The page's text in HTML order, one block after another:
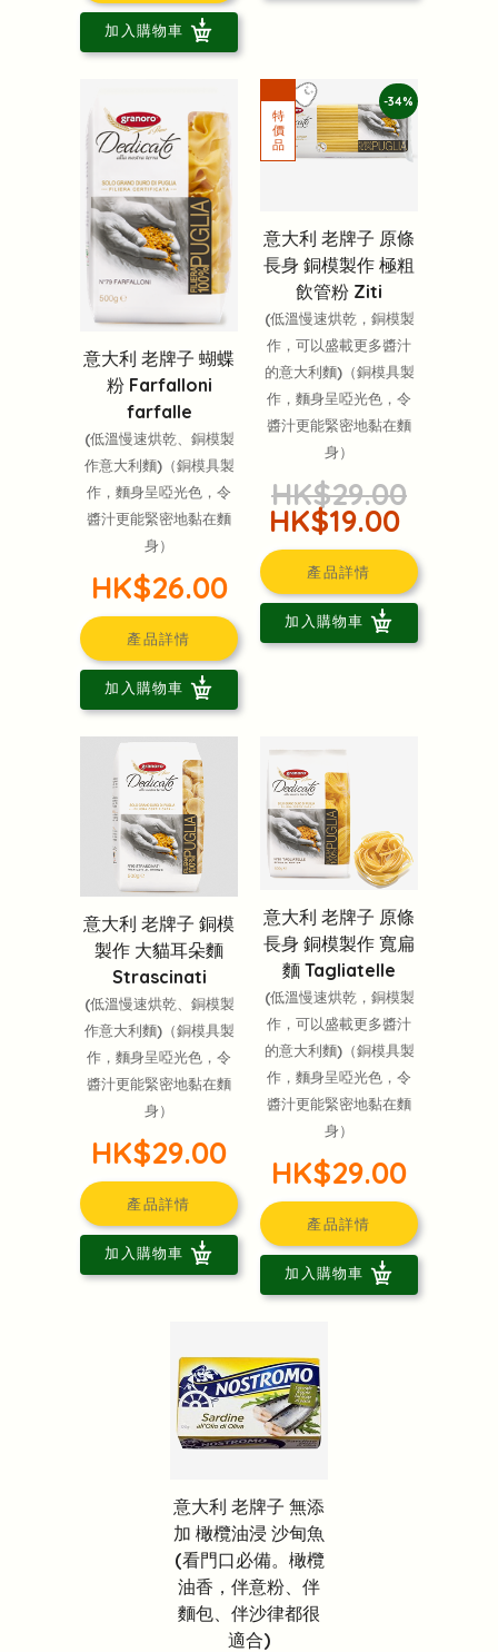
加入購物車
意大利 老牌子 蝴蝶
粉 Farfalloni
farfalle
(低溫慢速烘乾、銅模製
作意大利麵)（銅模具製
作，麵身呈啞光色，令
醬汁更能緊密地黏在麵
身）
HK$26.00
產品詳情
加入購物車
-34%
意大利 老牌子 原條
長身 銅模製作 極粗
飲管粉 Ziti
(低溫慢速烘乾，銅模製
作，可以盛載更多醬汁
的意大利麵)（銅模具製
作，麵身呈啞光色，令
醬汁更能緊密地黏在麵
身）
HK$29.00
HK$19.00
產品詳情
加入購物車
意大利 老牌子 銅模
製作 大貓耳朵麵
Strascinati
(低溫慢速烘乾、銅模製
作意大利麵)（銅模具製
作，麵身呈啞光色，令
醬汁更能緊密地黏在麵
身）
HK$29.00
產品詳情
加入購物車
意大利 老牌子 原條
長身 銅模製作 寬扁
麵 Tagliatelle
(低溫慢速烘乾，銅模製
作，可以盛載更多醬汁
的意大利麵)（銅模具製
作，麵身呈啞光色，令
醬汁更能緊密地黏在麵
身）
HK$29.00
產品詳情
加入購物車
意大利 老牌子 無添
加 橄欖油浸 沙甸魚
(看門口必備。橄欖
油香，伴意粉、伴
麵包、伴沙律都很
適合)